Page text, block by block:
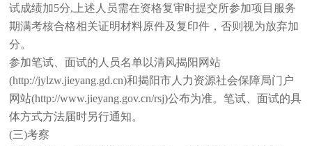
试成绩加5分,上述人员需在资格复审时提交所参加项目服务
期满考核合格相关证明材料原件及复印件，否则视为放弃加
分。
参加笔试、面试的人员名单以清风揭阳网站
(http://jylzw.jieyang.gd.cn)和揭阳市人力资源社会保障局门户
网站(http://www.jieyang.gov.cn/rsj)公布为准。笔试、面试的具
体方式方法届时另行通知。
(三)考察